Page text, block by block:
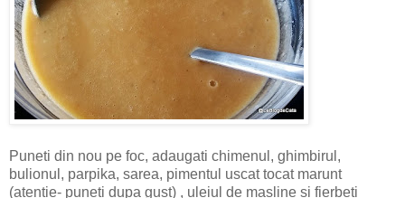
Puneti din nou pe foc, adaugati chimenul, ghimbirul,
bulionul, parpika, sarea, pimentul uscat tocat marunt
(atentie- puneti dupa gust) , uleiul de masline si fierbeti